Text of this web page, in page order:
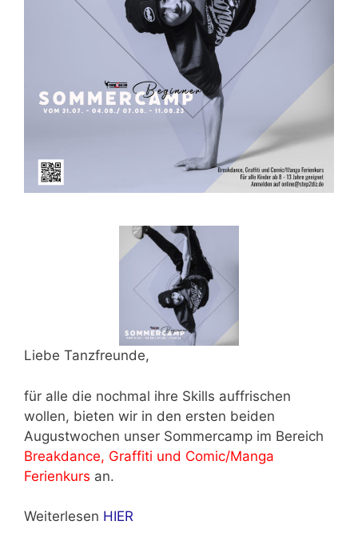
Liebe Tanzfreunde,
für alle die nochmal ihre Skills auffrischen
wollen, bieten wir in den ersten beiden
Augustwochen unser Sommercamp im Bereich
Breakdance, Graffiti und Comic/Manga
Ferienkurs an.
Weiterlesen HIER